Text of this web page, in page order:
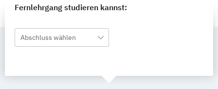
Fernlehrgang studieren kannst:
Abschluss wählen